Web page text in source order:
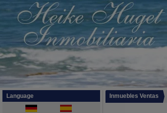
Language Inmuebles Ventas